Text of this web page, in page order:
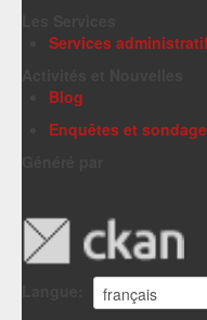
Services
Blog
Enquêtes et